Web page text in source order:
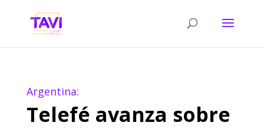
Argentina:
Telefé avanza sobre